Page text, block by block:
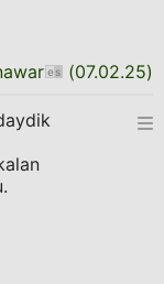
(07.02.25)